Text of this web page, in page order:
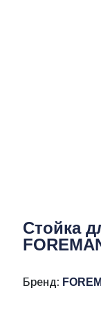
Стойка
Бренд: